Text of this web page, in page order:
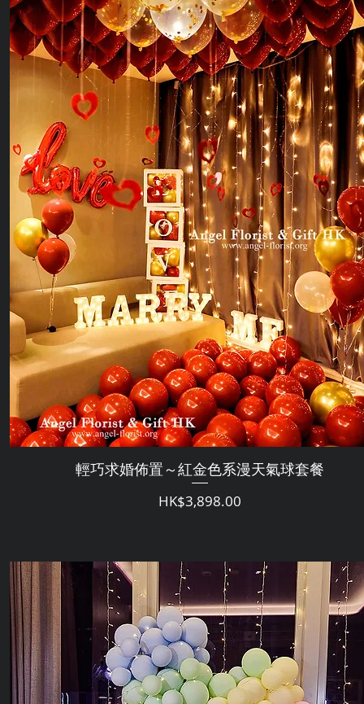
輕巧求婚佈置～紅金色系漫天氣球套餐
価格
HK$3,898.00